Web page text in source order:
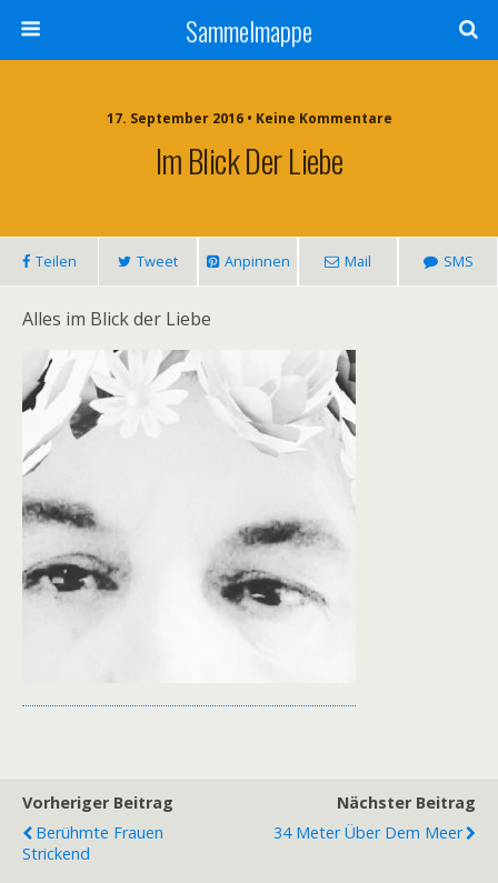
Sammelmappe
17. September 2016 • Keine Kommentare
Im Blick Der Liebe
Teilen Tweet Anpinnen Mail SMS
Alles im Blick der Liebe
Vorheriger Beitrag
Berühmte Frauen
Strickend
Nächster Beitrag
34 Meter Über Dem Meer